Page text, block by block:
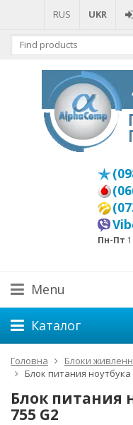
RUS UKR
Пн-Пт
Menu
Каталог
Головна Блоки
Блок питания ноутбука
Блок питания
755 G2